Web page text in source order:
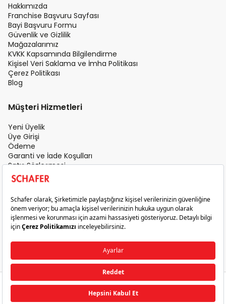
Hakkımızda
Franchise Başvuru Sayfası
Bayi Başvuru Formu
Güvenlik ve Gizlilik
Mağazalarımız
KVKK Kapsamında Bilgilendirme
Kişisel Veri Saklama ve İmha Politikası
Çerez Politikası
Blog
Müşteri Hizmetleri
Yeni Üyelik
Üye Girişi
Ödeme
Garanti ve İade Koşulları
Satış Sözleşmesi
Üyelik Sözleşmesi
İletişim
Gizlilik ve Güvenlik
Sık Sorulan Sorular
Satış Sonrası Hizmet
© 2026 Schafer. Tüm Hakları Saklıdır.